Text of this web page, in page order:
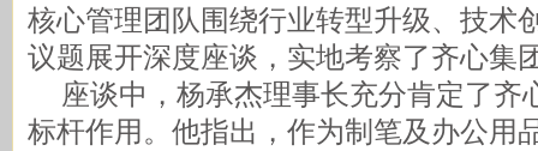
核心管理团队围绕行业转型升级、技术
议题展开深度座谈，实地考察了齐心
座谈中，杨承杰理事长充分肯定了齐
标杆作用。他指出，作为制笔及办公用